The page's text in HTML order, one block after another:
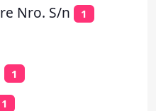
Nro. S/n 1
1
1